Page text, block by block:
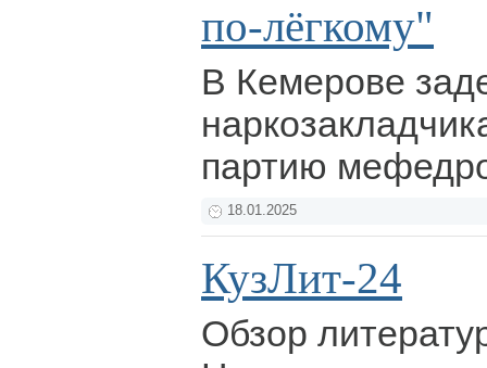
по-лёгкому"
В Кемерове
партию
18.01.2025
КузЛит-24
Обзор